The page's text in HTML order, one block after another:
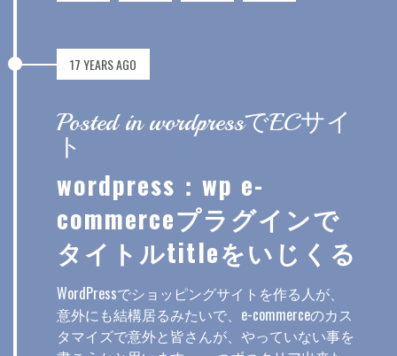
17 YEARS AGO
Posted in wordpressでECサイ
ト
wordpress：wp e-
commerceプラグインで
タイトルtitleをいじくる
WordPressでショッピングサイトを作る人が、
意外にも結構居るみたいで、e-commerceのカス
タマイズで意外と皆さんが、やっていない事を